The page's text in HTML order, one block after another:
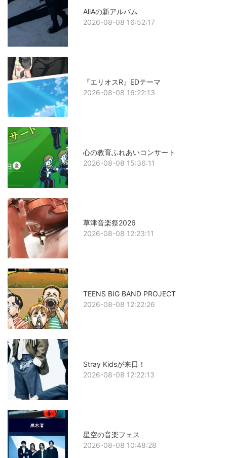
AliAの新アルバム
2026-08-08 16:52:17
『エリオスR』EDテーマ
2026-08-08 16:22:13
心の教育ふれあいコンサート
2026-08-08 15:36:11
草津音楽祭2026
2026-08-08 12:23:11
TEENS BIG BAND PROJECT
2026-08-08 12:22:26
Stray Kidsが来日！
2026-08-08 12:22:13
星空の音楽フェス
2026-08-08 10:48:28